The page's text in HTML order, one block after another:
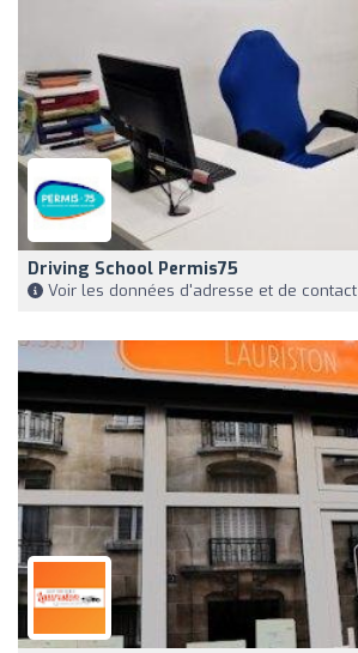
Driving School Permis75
Voir les données d'adresse et de contact